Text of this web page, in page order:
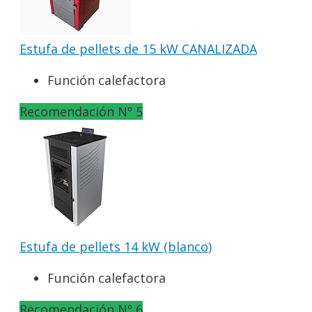
Estufa de pellets de 15 kW CANALIZADA
Función calefactora
Recomendación Nº 5
Estufa de pellets 14 kW (blanco)
Función calefactora